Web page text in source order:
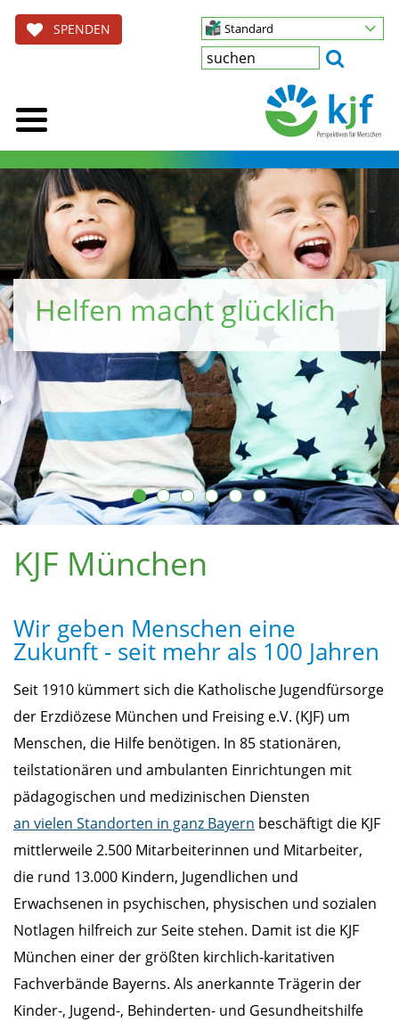
SPENDEN Standard
Unsere Leistungen
Lesen Sie mehr >
KJF München
Wir geben Menschen eine
Zukunft - seit mehr als 100 Jahren
Seit 1910 kümmert sich die Katholische Jugendfürsorge
der Erzdiözese München und Freising e.V. (KJF) um
Menschen, die Hilfe benötigen. In 85 stationären,
teilstationären und ambulanten Einrichtungen mit
pädagogischen und medizinischen Diensten
an vielen Standorten in ganz Bayern beschäftigt die KJF
mittlerweile 2.500 Mitarbeiterinnen und Mitarbeiter,
die rund 13.000 Kindern, Jugendlichen und
Erwachsenen in psychischen, physischen und sozialen
Notlagen hilfreich zur Seite stehen. Damit ist die KJF
München einer der größten kirchlich-karitativen
Fachverbände Bayerns. Als anerkannte Trägerin der
Kinder-, Jugend-, Behinderten- und Gesundheitshilfe